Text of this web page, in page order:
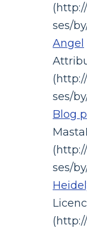
ses/
Angel
ses/
Blog
ses/